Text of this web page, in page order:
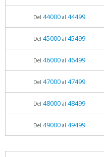
Del 44000al 44499
Del 45000al 45499
Del 46000al 46499
Del 47000al 47499
Del 48000al 48499
Del 49000al 49499